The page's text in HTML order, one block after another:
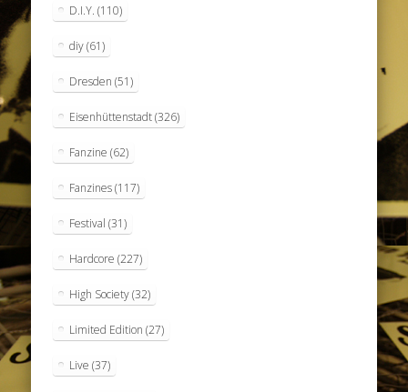
D.I.Y. (110)
diy(61)
Dresden (51)
Eisenhüttenstadt(326)
Fanzine (62)
Fanzines(117)
Festival (31)
Hardcore (227)
High Society(32)
Limited Edition (27)
Live (37)